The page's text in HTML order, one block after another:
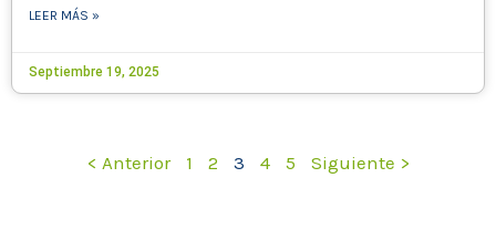
LEER MÁS »
Septiembre 19, 2025
< Anterior 1 2 3 4 5 Siguiente >